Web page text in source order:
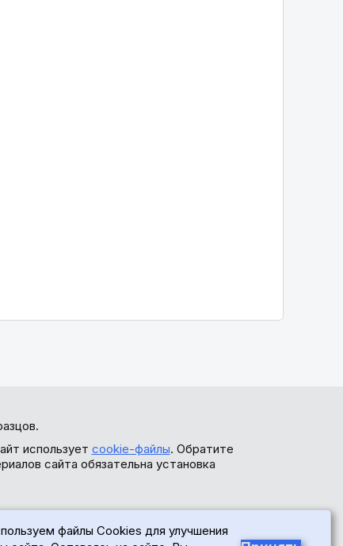
использует cookie-файлы. Обратите
сайта обязательна установка
файлы Cookies для улучшения